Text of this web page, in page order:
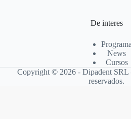
De interes
Programa
News
Cursos
Copyright © 2026 - Dipadent SRL
reservados.